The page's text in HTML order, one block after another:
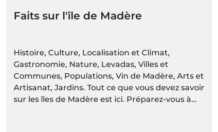
Faits sur l'île de Madère
Histoire, Culture, Localisation et Climat,
Gastronomie, Nature, Levadas, Villes et
Communes, Populations, Vin de Madère, Arts et
Artisanat, Jardins. Tout ce que vous devez savoir
sur les îles de Madère est ici. Préparez-vous à